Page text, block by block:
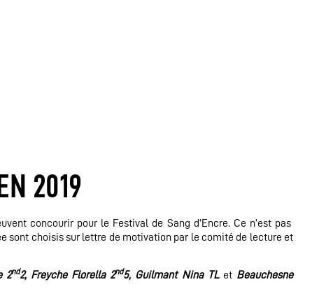
2019
concourir pour le Festival de Sang d’Encre. Ce n’est pas
sont choisis sur lettre de motivation par le comité de lecture et
2nd2, Freyche Florella 2nd5, Guilmant Nina TLet Beauchesne